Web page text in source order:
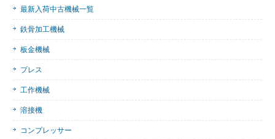
最新入荷中古機械一覧
鉄骨加工機械
板金機械
プレス
工作機械
溶接機
コンプレッサー